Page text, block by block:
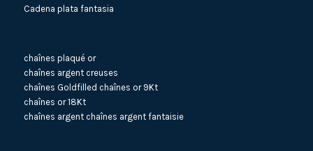
Cadena plata fantasia
chaînes plaqué or
chaînes argent creuses
chaînes Goldfilled chaînes or 9Kt
chaînes or 18Kt
chaînes argent chaînes argent fantaisie